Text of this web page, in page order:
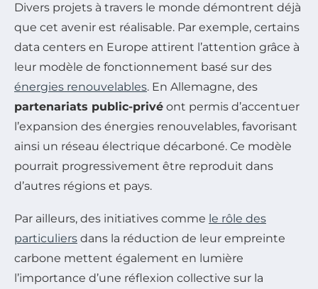
Divers projets à travers le monde démontrent déjà
que cet avenir est réalisable. Par exemple, certains
data centers en Europe attirent l’attention grâce à
leur modèle de fonctionnement basé sur des
énergies renouvelables. En Allemagne, des
partenariats public-privé ont permis d’accentuer
l’expansion des énergies renouvelables, favorisant
ainsi un réseau électrique décarboné. Ce modèle
pourrait progressivement être reproduit dans
d’autres régions et pays.
Par ailleurs, des initiatives comme le rôle des
particuliers dans la réduction de leur empreinte
carbone mettent également en lumière
l’importance d’une réflexion collective sur la